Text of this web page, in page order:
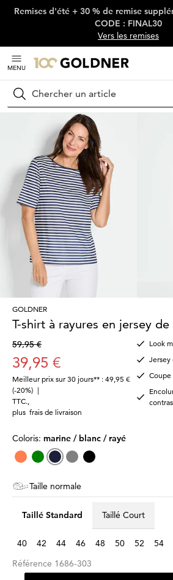
Passer la navigation, aller
Remises d'été + 30 % de remise
CODE : FINAL30
Vers les remises
MENU
Rechercher
Maison Mode femme T-shirts
GOLDNER
T-shirt à rayures en jersey
59,95 €
39,95 €
Meilleur prix sur 30 jours** : 49,95 €
(-20%) |
TTC.
plus frais de livraison
Look
Jersey
Coupe
Coloris: marine / blanc / rayé
Taille normale
Taillé Standard Taillé Court
40 42 44 46 48 50 52 54
Référence 1686-303